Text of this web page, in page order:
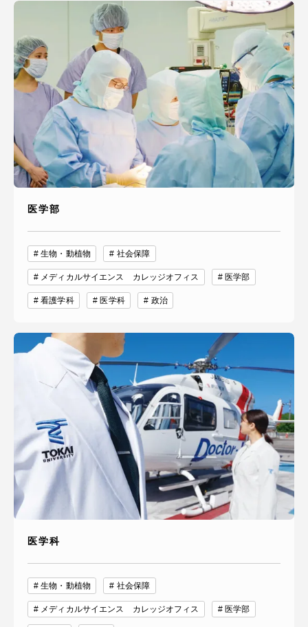
医学部
生物・動植物 社会保障
メディカルサイエンス カレッジオフィス 医学部
看護学科 医学科 政治
医学科
生物・動植物 社会保障
メディカルサイエンス カレッジオフィス 医学部